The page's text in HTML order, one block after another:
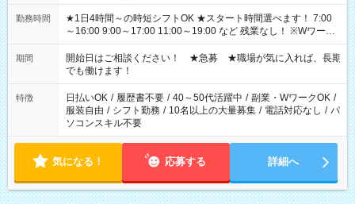
勤務時間
★1日4時間～の時短シフトOK ★スタート時間選べます！ 7:00
～16:00 9:00～17:00 11:00～19:00 など 残業なし！ ※Wワーク
の場合、他のお仕事と合わせ週40時間超の就業はご案内できま
せん ※法令に基づき、週20時間以上勤務は社会保険への加入対
象となります ※労働者派遣法（日雇い派遣の原則禁止）によ
り、短時間・短期間の就業はご案内が難しい場合があります
期間
開始日はご相談ください！ ★急募 ★職場が気に入れば、長期
でも働けます！
特徴 日払いOK / 履歴書不要 / 40～50代活躍中 / 副業・WワークOK /
服装自由 / シフト勤務 / 10名以上の大量募集 / 電話対応なし / パ
ソコンスキル不要
気になる！ 応募する 詳細へ